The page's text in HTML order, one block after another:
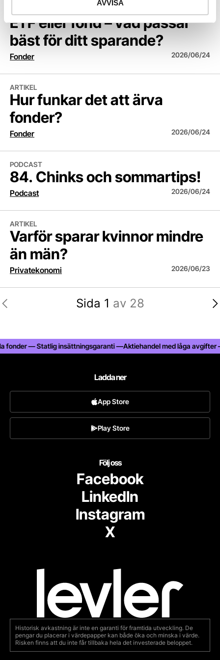
AVVISA
ETF eller fond – vad passar
bäst för ditt sparande?
Fonder 2026/06/24
ARTIKEL
Hur funkar det att ärva
fonder?
Fonder 2026/06/24
PODCAST
84. Chinks och sommartips!
Podcast 2026/06/24
ARTIKEL
Varför sparar kvinnor mindre
än män?
Privatekonomi 2026/06/23
Sida 1 av 28
— Statlig insättningsgaranti —Aktiehandel med låga avgifter —
Ladda ner
App Store
Play Store
Följ oss
Facebook
LinkedIn
Instagram
X
Historisk avkastning är inte en garanti för framtida utveckling. De
pengar du placerar i värdepapper kan både öka och minska i värde.
Risken finns att du inte får tillbaka hela det investerade beloppet.